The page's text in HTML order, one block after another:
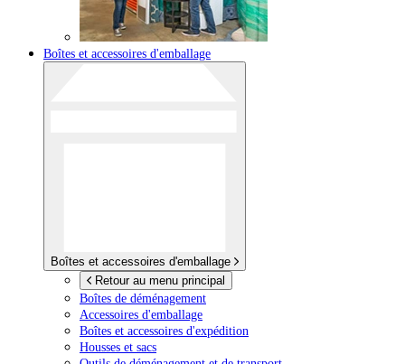
Boîtes et accessoires d'emballage
Boîtes et accessoires d'emballage
Retour au menu principal
Boîtes de déménagement
Accessoires d'emballage
Boîtes et accessoires d'expédition
Housses et sacs